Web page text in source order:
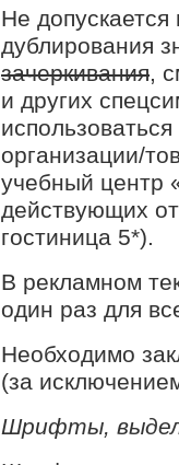
Не
дублирования
зачеркивания,
и других
организации/
учебный центр
действующих
гостиница 5*).
В рекламном
один раз для
Необходимо
(за
Шрифты,